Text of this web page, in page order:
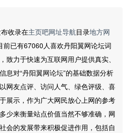
收录在主页吧网址导航目录地方网
前已有67060人喜欢丹阳翼网论坛词
致力于快速为互联网用户提供真实、
息对“丹阳翼网论坛”的基础数据分析
网友点评、访问人气、绿色评级、喜
展示，作为广大网民放心上网的参考
少来衡量站点价值当然不够准确，网
会的发展带来积极促进作用，包括自